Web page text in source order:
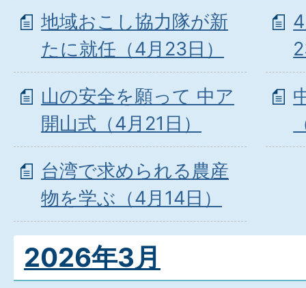
地域おこし協力隊が新
たに就任（4月23日）
山の安全を願って 中ア
開山式（4月21日）
台湾で求められる農産
物を学ぶ（4月14日）
2026年3月